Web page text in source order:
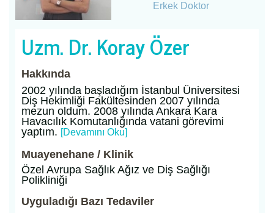
Erkek Doktor
Uzm. Dr. Koray Özer
Hakkında
2002 yılında başladığım İstanbul Üniversitesi
Diş Hekimliği Fakültesinden 2007 yılında
mezun oldum. 2008 yılında Ankara Kara
Havacılık Komutanlığında vatani görevimi
yaptım. [Devamını Oku]
Muayenehane / Klinik
Özel Avrupa Sağlık Ağız ve Diş Sağlığı
Polikliniği
Uyguladığı Bazı Tedaviler